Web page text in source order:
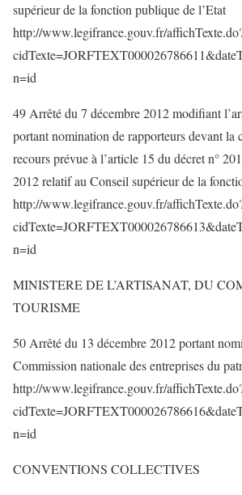
supérieur de la fonction publique de l’Etat
http://www.legifrance.gouv.fr/
n=id
49 Arrêté du 7 décembre 2012 modifiant
portant nomination de rapporteurs devant la
recours prévue à l’article 15 du décret n°
2012 relatif au Conseil supérieur de la
http://www.legifrance.gouv.fr/
n=id
MINISTERE DE L’ARTISANAT, DU
TOURISME
50 Arrêté du 13 décembre 2012 portant
Commission nationale des entreprises du
http://www.legifrance.gouv.fr/
n=id
CONVENTIONS COLLECTIVES